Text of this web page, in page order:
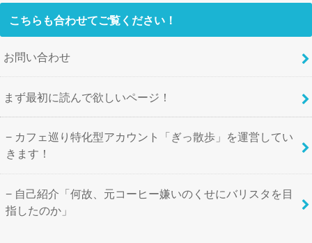
こちらも合わせてご覧ください！
お問い合わせ
まず最初に読んで欲しいページ！
カフェ巡り特化型アカウント「ぎっ散歩」を運営してい
きます！
自己紹介「何故、元コーヒー嫌いのくせにバリスタを目
指したのか」